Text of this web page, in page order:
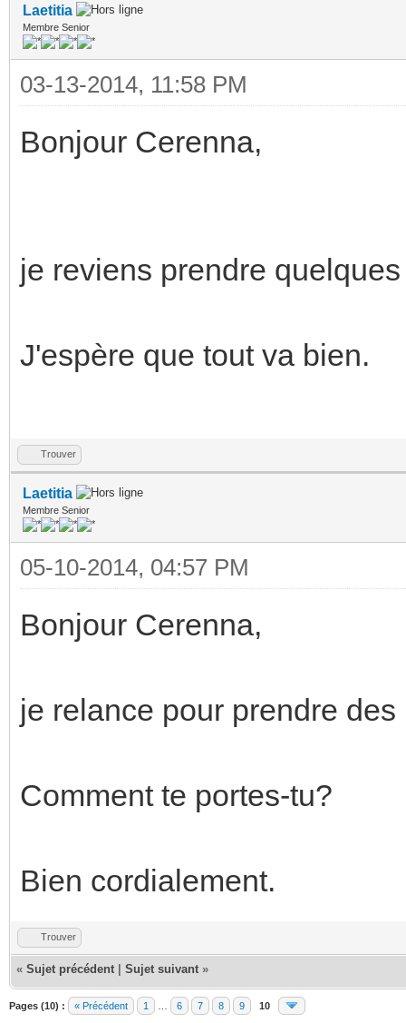
Laetitia
Membre Senior
03-13-2014, 11:58 PM
Bonjour Cerenna,
je reviens prendre
J'espère que tout va bien.
Trouver
Laetitia
Membre Senior
05-10-2014, 04:57 PM
Bonjour Cerenna,
je relance pour prendre
Comment te portes-tu?
Bien cordialement.
Trouver
« Sujet précédent Sujet suivant »
Pages (10) : « Précédent 1 6 7 8 9 10